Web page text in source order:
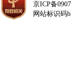
京ICP备
网站标识码